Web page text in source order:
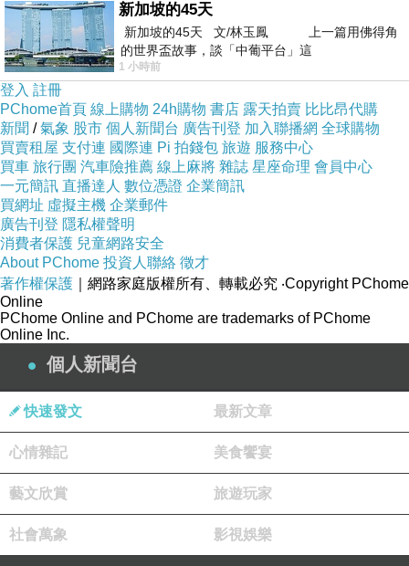
擁有多位零食特派員駐點在世界各大城市，
挑選當地最流行、最具特色的零食集結成箱，
不同主題精美包裝，送禮也不漏氣。
零食分為訂閱制方案和一次性禮物箱，
客製化搭配妳喜歡或不喜歡的口味，免運直送到
家，
隨時取消，輕鬆無負擔，
每個月都能用意想不到的美味療癒每一天。
中秋禮盒是與插畫家啾啾妹聯名，開箱就像拆禮
新加坡的45天
新加坡的45天 文/林玉鳳 上一篇用佛得角
的世界盃故事，談「中葡平台」這
1 小時前
登入 註冊
PChome首頁 線上購物 24h購物 書店 露天拍賣 比比昂代購
新聞 /氣象 股市 個人新聞台 廣告刊登 加入聯播網 全球購物
買賣租屋 支付連 國際連 Pi 拍錢包 旅遊 服務中心
買車 旅行團 汽車險推薦 線上麻將 雜誌 星座命理 會員中心
一元簡訊 直播達人 數位憑證 企業簡訊
買網址 虛擬主機 企業郵件
廣告刊登 隱私權聲明
消費者保護 兒童網路安全
About PChome 投資人聯絡 徵才
著作權保護 ｜網路家庭版權所有、轉載必究 ‧Copyright PChome
Online
PChome Online and PChome are trademarks of PChome
Online Inc.
個人新聞台
快速發文 最新文章
心情雜記 美食饗宴
藝文欣賞 旅遊玩家
社會萬象 影視娛樂